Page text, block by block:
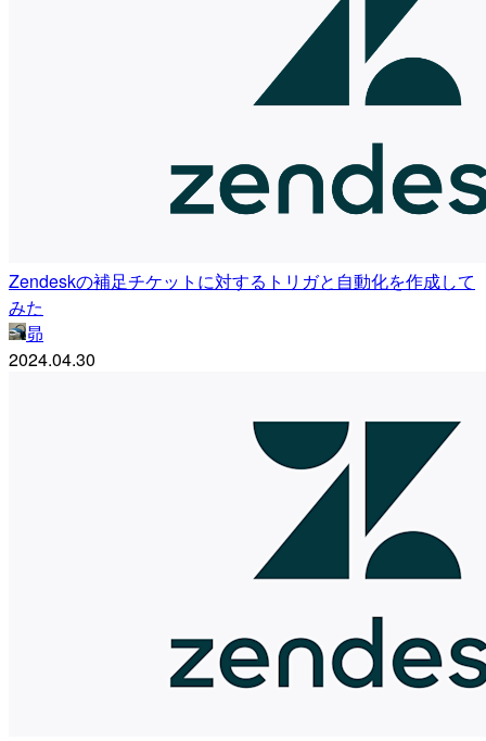
Zendeskの補足チケットに対するトリガと自動化を作成して
みた
昴
2024.04.30